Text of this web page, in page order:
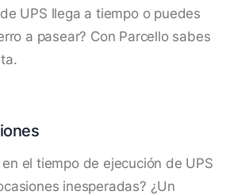
UPS llega a tiempo o puedes
a pasear? Con Parcello sabes
el tiempo de ejecución de UPS
inesperadas? ¿Un